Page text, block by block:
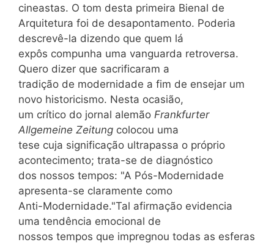
cineastas. O tom desta primeira Bienal de
Arquitetura foi de desapontamento. Poderia
descrevê-la dizendo que quem lá
expôs compunha uma vanguarda retroversa.
Quero dizer que sacrificaram a
tradição de modernidade a fim de ensejar um
novo historicismo. Nesta ocasião,
um crítico do jornal alemão Frankfurter
Allgemeine Zeitung colocou uma
tese cuja significação ultrapassa o próprio
acontecimento; trata-se de diagnóstico
dos nossos tempos: "A Pós-Modernidade
apresenta-se claramente como
Anti-Modernidade."Tal afirmação evidencia
uma tendência emocional de
nossos tempos que impregnou todas as esferas